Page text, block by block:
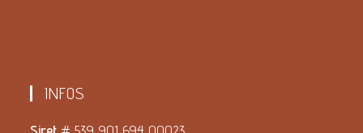
INFOS